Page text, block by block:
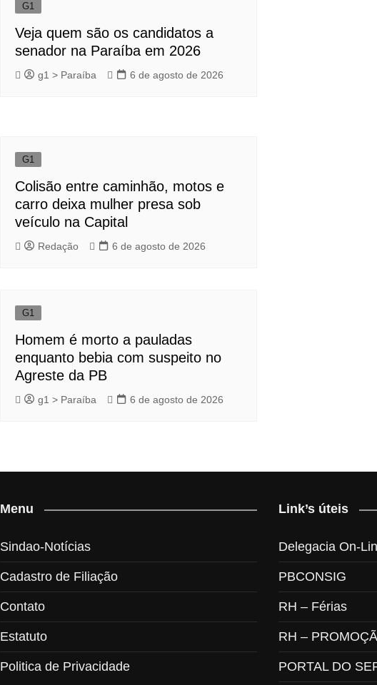
G1
Veja quem são os candidatos a
senador na Paraíba em 2026
g1 > Paraíba 6 de agosto de 2026
G1
Colisão entre caminhão, motos e
carro deixa mulher presa sob
veículo na Capital
Redação 6 de agosto de 2026
G1
Homem é morto a pauladas
enquanto bebia com suspeito no
Agreste da PB
g1 > Paraíba 6 de agosto de 2026
Menu
Sindao-Notícias
Cadastro de Filiação
Contato
Estatuto
Politica de Privacidade
Link’s úteis
Delegacia On-
PBCONSIG
RH – Férias
RH –
PORTAL DO